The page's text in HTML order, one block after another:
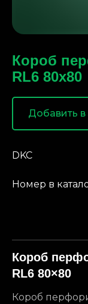
Короб
RL6 80x80
Добавить в
DKC
Номер в
Короб
RL6 80×80
Короб